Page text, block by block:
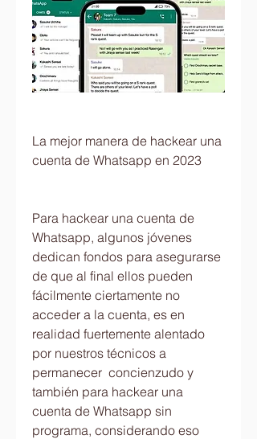
La mejor manera de hackear una
cuenta de Whatsapp en 2023
Para hackear una cuenta de
Whatsapp, algunos jóvenes
dedican fondos para asegurarse
de que al final ellos pueden
fácilmente ciertamente no
acceder a la cuenta, es en
realidad fuertemente alentado
por nuestros técnicos a
permanecer  concienzudo y
también para hackear una
cuenta de Whatsapp sin
programa, considerando eso